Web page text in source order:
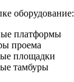
оборудование:
платформы
проема
площадки
тамбуры